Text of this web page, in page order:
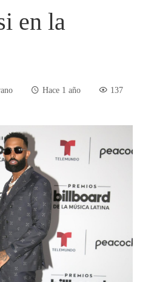
en la
Hace 1 año 137